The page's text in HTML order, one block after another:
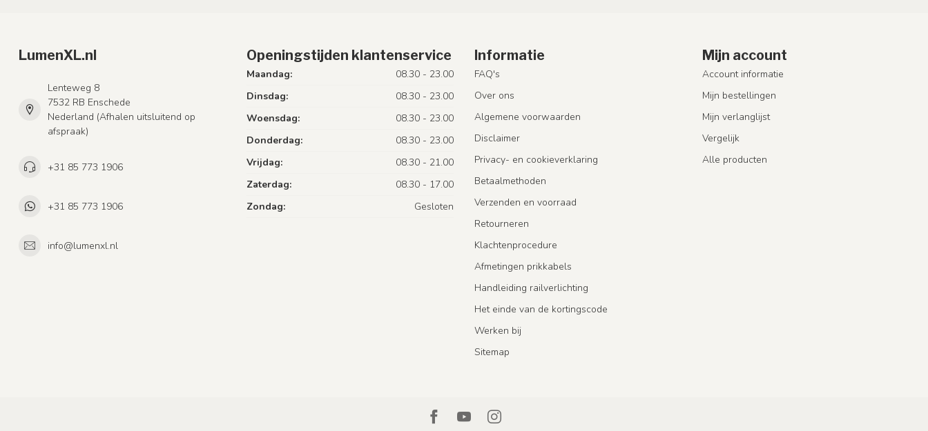
LumenXL.nl
Lenteweg 8
7532 RB Enschede
Nederland (Afhalen uitsluitend op
afspraak)
+31 85 773 1906
+31 85 773 1906
info@lumenxl.nl
Openingstijden klantenservice
Maandag:
08.30 - 23.00
Dinsdag:
08.30 - 23.00
Woensdag:
08.30 - 23.00
Donderdag:
08.30 - 23.00
Vrijdag:
08.30 - 21.00
Zaterdag:
08.30 - 17.00
Zondag:
Gesloten
Informatie
FAQ's
Over ons
Algemene voorwaarden
Disclaimer
Privacy- en cookieverklaring
Betaalmethoden
Verzenden en voorraad
Retourneren
Klachtenprocedure
Afmetingen prikkabels
Handleiding railverlichting
Het einde van de kortingscode
Werken bij
Sitemap
Mijn account
Account informatie
Mijn bestellingen
Mijn verlanglijst
Vergelijk
Alle producten